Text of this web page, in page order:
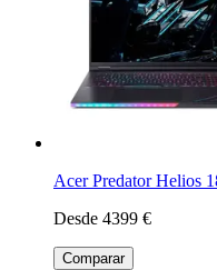
Acer Predator Helios
Desde 4399 €
Comparar